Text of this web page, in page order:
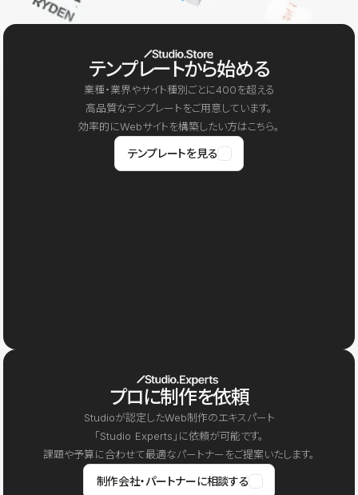
テンプレートから始める
業種・業界やサイト種別ごとに400を超える
高品質なテンプレートをご用意しています。
効率的にWebサイトを構築したい方はこちら。
テンプレートを見る
プロに制作を依頼
Studioが認定したWeb制作のエキスパート
「Studio Experts」に依頼が可能です。
課題や予算に合わせて最適なパートナーをご提案いたします。
制作会社・パートナーに相談する